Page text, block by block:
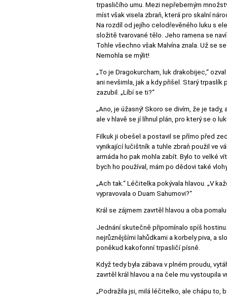
trpasličího umu. Mezi nepřeberným
míst však visela zbraň, která pro skalní
Na rozdíl od jejího celodřevěného luku s
složitě tvarované tělo. Jeho ramena se
Tohle všechno však Malvína znala. Už se
Nemohla se mýlit!
„To je Dragokurcham, luk drakobijec,“
ani nevšimla, jak a kdy přišel. Starý
zazubil. „Líbí se ti?“
„Ano, je úžasný! Skoro se divím, že je
ale v hlavě se jí líhnul plán, pro který se o
Filkuk ji obešel a postavil se přímo před
vynikající lučištník a tuhle zbraň použil ve
armáda ho pak mohla zabít. Bylo to velké
bych ho používal, mám po dědovi také
„Ach tak.“ Léčitelka pokývala hlavou. „V
vypravovala o Duam Sahumovi?“
Král se zájmem zavrtěl hlavou a oba
Jednání skutečně připomínalo spíš
nejrůznějšími lahůdkami a korbely piva, a
poněkud kakofonní trpasličí písně.
Když tedy byla zábava v plném proudu,
zavrtěl král hlavou a na čele mu vystoupila
„Podražila jsi, milá léčitelko, ale chápu to,